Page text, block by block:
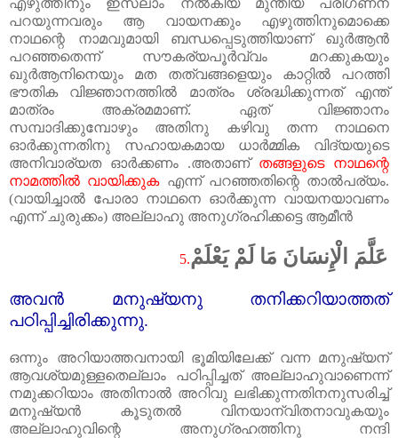
എഴുത്തിനും ഇസ്‌ലാം നൽകിയ മുന്തിയ പരിഗണന
പറയുന്നവരും ആ വായനക്കും എഴുത്തിനുമൊക്കെ
നാഥന്റെ നാമവുമായി ബന്ധപ്പെടുത്തിയാണ് ഖുർആൻ
പറഞ്ഞതെന്ന് സൗകര്യപൂർവ്വം മറക്കുകയും
ഖുർആനിനെയും മത തത്വങ്ങളെയും കാറ്റിൽ പറത്തി
ഭൗതിക വിജ്ഞാനത്തിൽ മാത്രം ശ്രദ്ധിക്കുന്നത്‌ എന്ത്‌
മാത്രം അക്രമമാണ്. ഏത്‌ വിജ്ഞാനം
സമ്പാദിക്കുമ്പോഴും അതിനു കഴിവു തന്ന നാഥനെ
ഓർക്കുന്നതിനു സഹായകമായ ധാർമ്മിക വിദ്യയുടെ
അനിവാര്യത ഓർക്കണം .അതാണ് തങ്ങളുടെ നാഥന്റെ
നാമത്തിൽ വായിക്കുകഎന്ന് പറഞ്ഞതിന്റെ താൽപര്യം.
(വായിച്ചാൽ പോരാ നാഥനെ ഓർക്കുന്ന വായനയാവണം
എന്ന് ചുരുക്കം) അല്ലാഹു അനുഗ്രഹിക്കട്ടെ ആമീൻ
5.عَلَّمَ الْإِنسَانَ مَا لَمْ يَعْلَمْ
അവൻ മനുഷ്യനു തനിക്കറിയാത്തത്‌
പഠിപ്പിച്ചിരിക്കുന്നു.
ഒന്നും അറിയാത്തവനായി ഭൂമിയിലേക്ക്‌ വന്ന മനുഷ്യന്
ആവശ്യമുള്ളതെല്ലാം പഠിപ്പിച്ചത്‌ അല്ലാഹുവാണെന്ന്
നമുക്കറിയാം അതിനാൽ അറിവു ലഭിക്കുന്നതിനനുസരിച്ച്‌
മനുഷ്യൻ കൂടുതൽ വിനയാന്വിതനാവുകയും
അല്ലാഹുവിന്റെ അനുഗ്രഹത്തിനു നന്ദി